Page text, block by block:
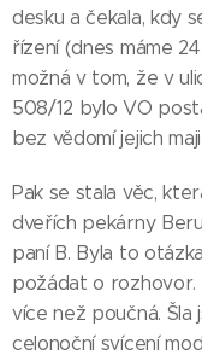
desku a čekala, kdy
řízení (dnes máme
možná v tom, že v
508/12 bylo VO
bez vědomí jejich
Pak se stala věc,
dveřích pekárny
paní B. Byla to
požádat o rozhovor.
více než poučná. Šla
celonoční svícení